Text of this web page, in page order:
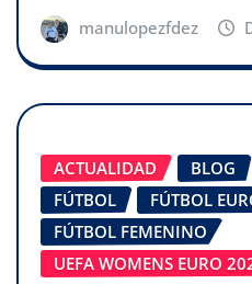
manulopezfdez
ACTUALIDAD BLOG
FÚTBOL
FÚTBOL
FÚTBOL FEMENINO
UEFA WOMENS EURO